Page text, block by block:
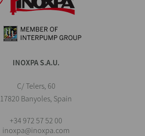
INOXPA S.A.U.
C/ Telers, 60
17820 Banyoles, Spain
+34 972 57 52 00
inoxpa@inoxpa.com